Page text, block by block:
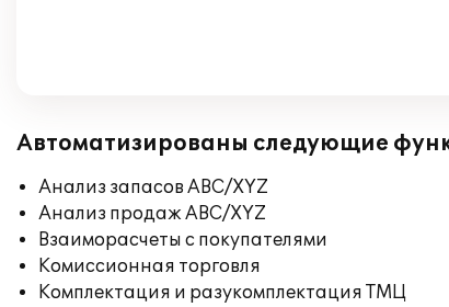
Автоматизированы следующие
Анализ запасов ABC/XYZ
Анализ продаж ABC/XYZ
Взаиморасчеты с покупателями
Комиссионная торговля
Комплектация и разукомплектация ТМЦ